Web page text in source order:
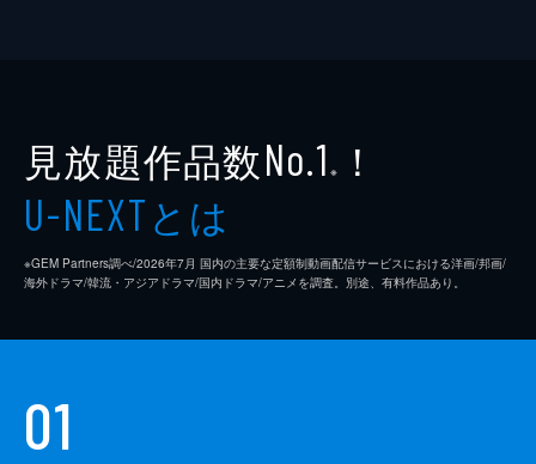
見放題作品数No.1 ※ ！
U-NEXTとは
※GEM Partners調べ/2026年7⽉ 国内の主要な定額制動画配信サービスにおける洋画/邦画/
海外ドラマ/韓流・アジアドラマ/国内ドラマ/アニメを調査。別途、有料作品あり。
01